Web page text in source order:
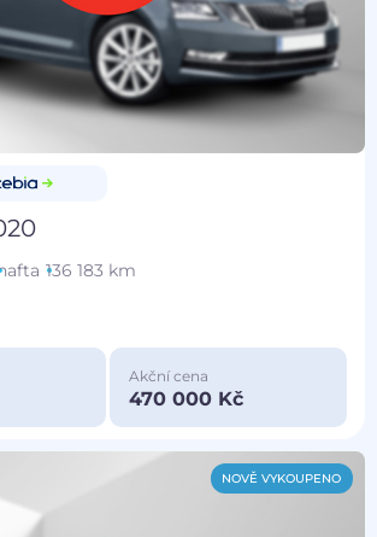
136 183 km
Akční cena
470 000 Kč
NOVĚ VYKOUPENO